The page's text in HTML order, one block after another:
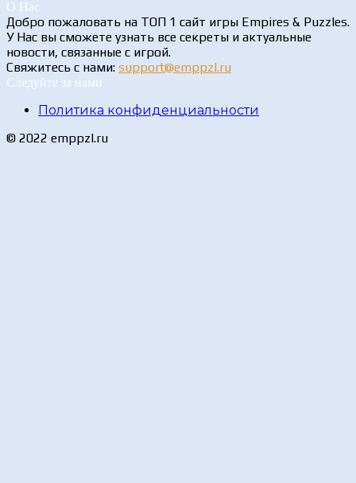
О Нас
Добро пожаловать на ТОП 1 сайт игры Empires & Puzzles.
У Нас вы сможете узнать все секреты и актуальные
новости, связанные с игрой.
Свяжитесь с нами: support@emppzl.ru
Следуйте за нами
Политика конфиденциальности
© 2022 emppzl.ru